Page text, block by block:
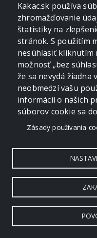
23. 06. 2022
NÍZKE TATRY
Horná nádrž Čierny Váh zo Svarína
Copyright ©
Kakac.sk používa
zhromažďovanie
štatistiky na
stránok. S použitím
nesúhlasiť kliknutím
možnosť „bez
že sa nevydá žiadna
neobmedzí vašu
informácií o našich
súborov cookie sa
Zásady používania